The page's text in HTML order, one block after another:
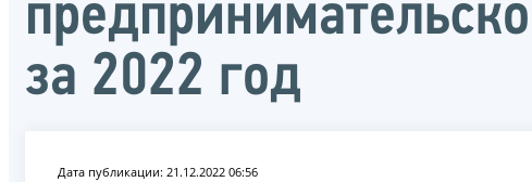
за 2022 год
Дата публикации: 21.12.2022 06:56